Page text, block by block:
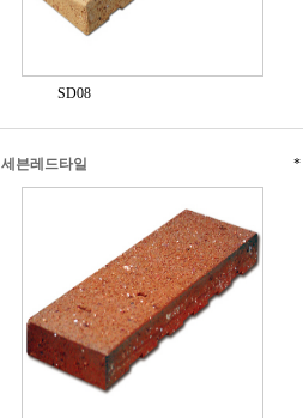
SD08
세븐레드타일 *